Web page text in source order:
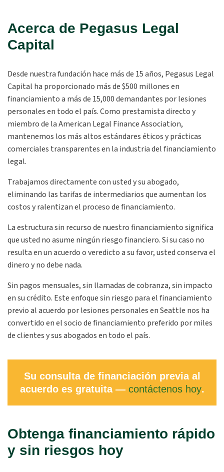
Acerca de Pegasus Legal
Capital
Desde nuestra fundación hace más de 15 años, Pegasus Legal
Capital ha proporcionado más de $500 millones en
financiamiento a más de 15,000 demandantes por lesiones
personales en todo el país. Como prestamista directo y
miembro de la American Legal Finance Association,
mantenemos los más altos estándares éticos y prácticas
comerciales transparentes en la industria del financiamiento
legal.
Trabajamos directamente con usted y su abogado,
eliminando las tarifas de intermediarios que aumentan los
costos y ralentizan el proceso de financiamiento.
La estructura sin recurso de nuestro financiamiento significa
que usted no asume ningún riesgo financiero. Si su caso no
resulta en un acuerdo o veredicto a su favor, usted conserva el
dinero y no debe nada.
Sin pagos mensuales, sin llamadas de cobranza, sin impacto
en su crédito. Este enfoque sin riesgo para el financiamiento
previo al acuerdo por lesiones personales en Seattle nos ha
convertido en el socio de financiamiento preferido por miles
de clientes y sus abogados en todo el país.
Su consulta de financiación previa al
acuerdo es gratuita — contáctenos hoy.
Obtenga financiamiento rápido
y sin riesgos hoy